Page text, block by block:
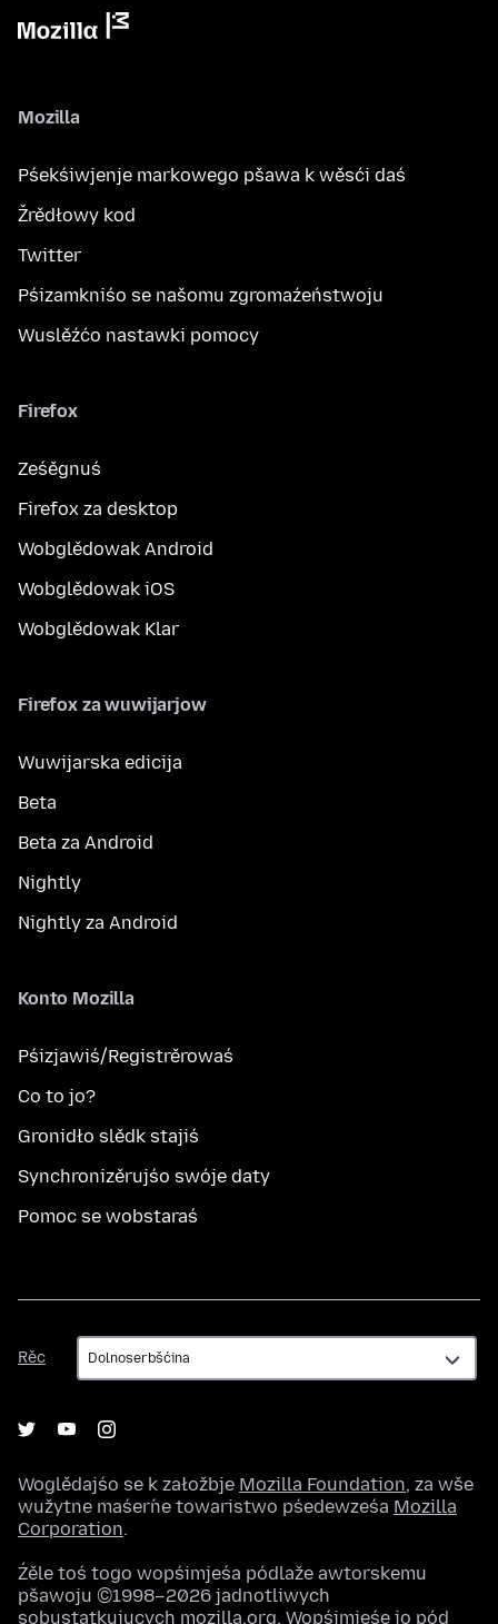
Mozilla
Pśekśiwjenje markowego pšawa k wěsći daś
Žrědłowy kod
Twitter
Pśizamkniśo se našomu zgromaźeństwoju
Wuslěźćo nastawki pomocy
Firefox
Ześěgnuś
Firefox za desktop
Wobglědowak Android
Wobglědowak iOS
Wobglědowak Klar
Firefox za wuwijarjow
Wuwijarska edicija
Beta
Beta za Android
Nightly
Nightly za Android
Konto Mozilla
Pśizjawiś/Registrěrowaś
Co to jo?
Gronidło slědk stajiś
Synchronizěrujśo swóje daty
Pomoc se wobstaraś
Rěc
Rěc
Woglědajśo se k załožbje Mozilla Foundation, za wše
wužytne maśeŕne towaristwo pśedewześa Mozilla
Corporation.
Źěle toś togo wopśimjeśa pódlaže awtorskemu
pšawoju ©1998–2026 jadnotliwych
sobustatkujucych mozilla.org. Wopśimjeśe jo pód